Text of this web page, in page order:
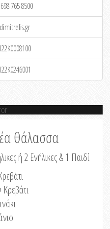
765 8500
θάλασσα
ή 2 Ενήλικες & 1 Παιδί
Κρεβάτι